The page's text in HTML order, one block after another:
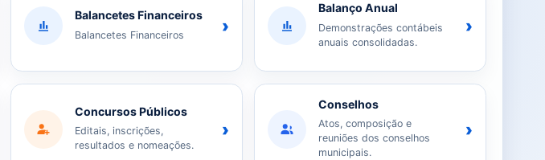
Balancetes Financeiros
Balancetes Financeiros ›
Balanço Anual
Demonstrações contábeis
anuais consolidadas.
›
Concursos Públicos
Editais, inscrições,
resultados e nomeações.
›
Conselhos
Atos, composição e
reuniões dos conselhos
municipais.
›